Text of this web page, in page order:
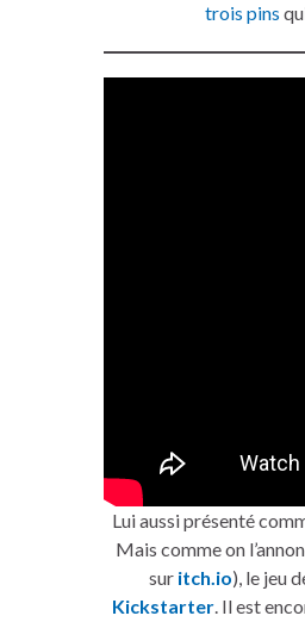
trois pins
Lui aussi présenté
Mais comme on
sur itch.io), le jeu
Kickstarter. Il est